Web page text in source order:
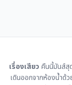
เรื่องเสียว คืนนี้มันส์สุ
เดินออกจากห้องน้ำด้ว